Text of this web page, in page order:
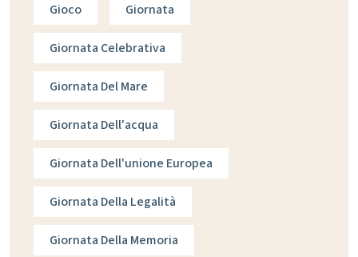
Gioco Giornata
Giornata Celebrativa
Giornata Del Mare
Giornata Dell'acqua
Giornata Dell'unione Europea
Giornata Della Legalità
Giornata Della Memoria